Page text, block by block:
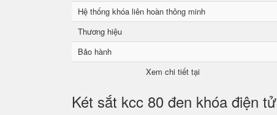
Hệ thống khóa liên hoàn thông minh
Thương hiệu
Bảo hành
Xem chi tiết tại
Két sắt kcc 80 đen khóa điện tử